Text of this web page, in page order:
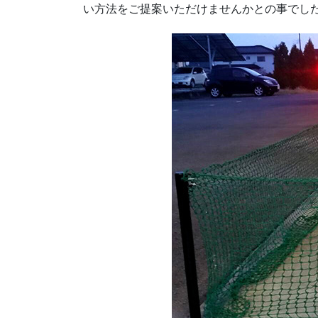
い方法をご提案いただけませんかとの事でし